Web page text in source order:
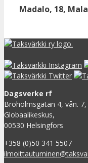
Madalo, 18,
Dagsverke rf
Broholmsgatan 4, vån. 7,
Globaalikeskus,
00530 Helsingfors
+358 (0)50 341 5507